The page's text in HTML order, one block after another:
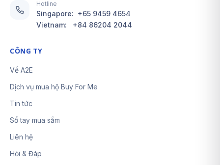
Hotline
Singapore: +65 9459 4654
Vietnam: +84 86204 2044
CÔNG TY
Về A2E
Dịch vụ mua hộ Buy For Me
Tin tức
Sổ tay mua sắm
Liên hệ
Hỏi & Đáp